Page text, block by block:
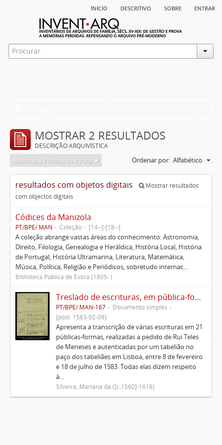
início descritivo sobre entrar
MOSTRAR 2 RESULTADOS
DESCRIÇÃO ARQUIVÍSTICA
Biblioteca Pública de Évora Ordenar por: Alfabético
resultados com objetos digitais
Mostrar resultados
com objectos digitais
Códices da Manizola
PT/BPE/ MAN Coleção [14--]-[18--]
A coleção abrange vastas áreas do conhecimento: Astronomia,
Direito, Filologia, Genealogia e Heráldica, História Local, História
de Portugal, História Ultramarina, Literatura, Matemática,
Música, Política, Religião e Periódicos, sobretudo internac...
Biblioteca Pública de Évora (1805- )
Treslado de escrituras, em pública-forma, de Rui Teles de Meneses
PT/BPE/ MAN-167
Documento simples
[post. 1583-02-08]
Apresenta a transcrição de várias escrituras em 21
públicas-formas, realizadas a pedido de Rui Teles
de Meneses e autenticadas por um tabelião no
paço dos tabeliães em Lisboa, entre 8 de fevereiro
e 18 de julho de 1583. Todas elas dizem respeito
à...
Silveira, Mariana da ([c.1560]-1616)